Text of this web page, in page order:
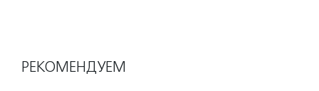
РЕКОМЕНДУЕМ